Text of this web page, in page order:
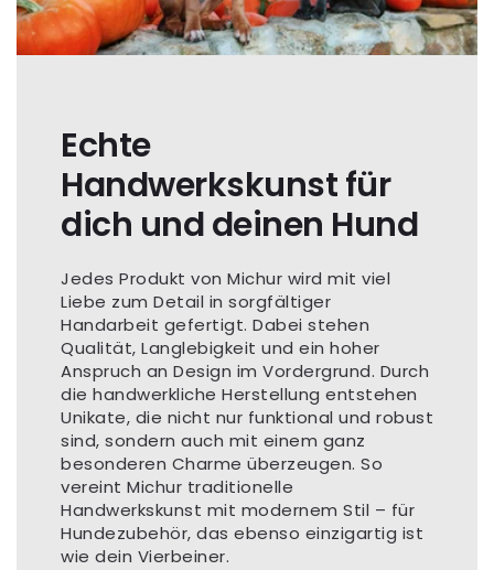
Echte
Handwerkskunst für
dich und deinen Hund
Jedes Produkt von Michur wird mit viel
Liebe zum Detail in sorgfältiger
Handarbeit gefertigt. Dabei stehen
Qualität, Langlebigkeit und ein hoher
Anspruch an Design im Vordergrund. Durch
die handwerkliche Herstellung entstehen
Unikate, die nicht nur funktional und robust
sind, sondern auch mit einem ganz
besonderen Charme überzeugen. So
vereint Michur traditionelle
Handwerkskunst mit modernem Stil – für
Hundezubehör, das ebenso einzigartig ist
wie dein Vierbeiner.